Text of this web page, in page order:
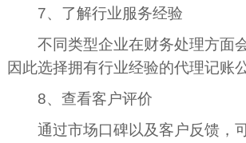
7、了解行业服务经验
不同类型企业在财务处理方面
因此选择拥有行业经验的代理记账
8、查看客户评价
通过市场口碑以及客户反馈，